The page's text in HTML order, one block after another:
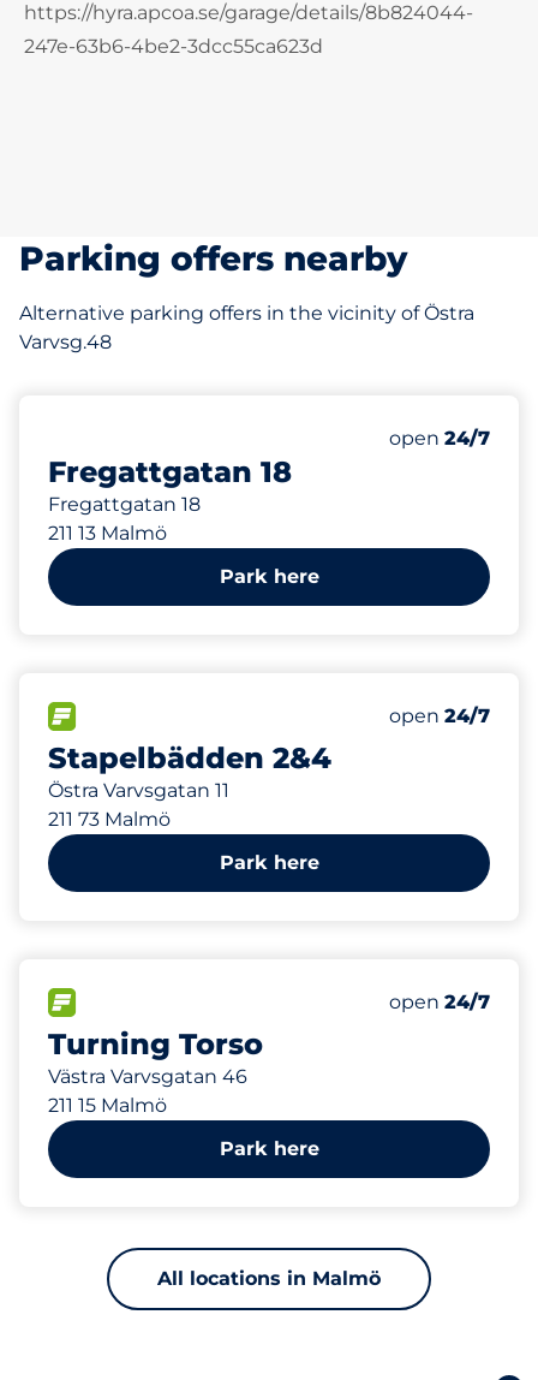
https://hyra.apcoa.se/garage/details/8b824044-
247e-63b6-4be2-3dcc55ca623d
Parking offers nearby
Alternative parking offers in the vicinity of Östra
Varvsg.48
Fregattgatan 18
Fregattgatan 18
211 13 Malmö
Friday
open 24/7
Park here
Stapelbädden 2&4
Östra Varvsgatan 11
211 73 Malmö
Number of
Total Spaces
Friday
open 24/7
512 m
Park here
Turning Torso
Västra Varvsgatan 46
211 15 Malmö
Number of
Total Spaces
Electric Car
Friday
open 24/7
516 m
Park here
All locations in Malmö